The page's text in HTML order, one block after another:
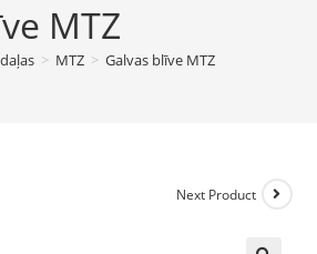
MTZ
> MTZ > Galvas blīve MTZ
Next Product